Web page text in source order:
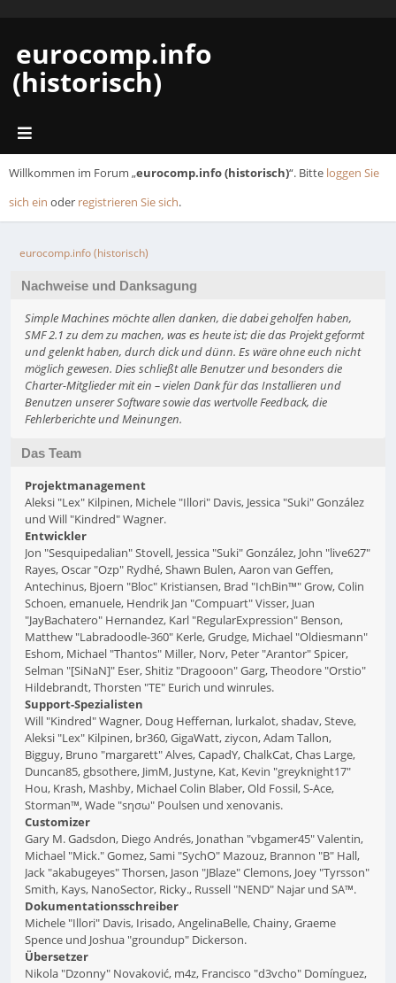
eurocomp.info
(historisch)
Willkommen im Forum „eurocomp.info (historisch)“. Bitte loggen Sie
sich ein oder registrieren Sie sich.
eurocomp.info (historisch)
Nachweise und Danksagung
Simple Machines möchte allen danken, die dabei geholfen haben,
SMF 2.1 zu dem zu machen, was es heute ist; die das Projekt geformt
und gelenkt haben, durch dick und dünn. Es wäre ohne euch nicht
möglich gewesen. Dies schließt alle Benutzer und besonders die
Charter-Mitglieder mit ein – vielen Dank für das Installieren und
Benutzen unserer Software sowie das wertvolle Feedback, die
Fehlerberichte und Meinungen.
Das Team
Projektmanagement
Aleksi "Lex" Kilpinen, Michele "Illori" Davis, Jessica "Suki" González
und Will "Kindred" Wagner.
Entwickler
Jon "Sesquipedalian" Stovell, Jessica "Suki" González, John "live627"
Rayes, Oscar "Ozp" Rydhé, Shawn Bulen, Aaron van Geffen,
Antechinus, Bjoern "Bloc" Kristiansen, Brad "IchBin™" Grow, Colin
Schoen, emanuele, Hendrik Jan "Compuart" Visser, Juan
"JayBachatero" Hernandez, Karl "RegularExpression" Benson,
Matthew "Labradoodle-360" Kerle, Grudge, Michael "Oldiesmann"
Eshom, Michael "Thantos" Miller, Norv, Peter "Arantor" Spicer,
Selman "[SiNaN]" Eser, Shitiz "Dragooon" Garg, Theodore "Orstio"
Hildebrandt, Thorsten "TE" Eurich und winrules.
Support-Spezialisten
Will "Kindred" Wagner, Doug Heffernan, lurkalot, shadav, Steve,
Aleksi "Lex" Kilpinen, br360, GigaWatt, ziycon, Adam Tallon,
Bigguy, Bruno "margarett" Alves, CapadY, ChalkCat, Chas Large,
Duncan85, gbsothere, JimM, Justyne, Kat, Kevin "greyknight17"
Hou, Krash, Mashby, Michael Colin Blaber, Old Fossil, S-Ace,
Storman™, Wade "sησω" Poulsen und xenovanis.
Customizer
Gary M. Gadsdon, Diego Andrés, Jonathan "vbgamer45" Valentin,
Michael "Mick." Gomez, Sami "SychO" Mazouz, Brannon "B" Hall,
Jack "akabugeyes" Thorsen, Jason "JBlaze" Clemons, Joey "Tyrsson"
Smith, Kays, NanoSector, Ricky., Russell "NEND" Najar und SA™.
Dokumentationsschreiber
Michele "Illori" Davis, Irisado, AngelinaBelle, Chainy, Graeme
Spence und Joshua "groundup" Dickerson.
Übersetzer
Nikola "Dzonny" Novaković, m4z, Francisco "d3vcho" Domínguez,